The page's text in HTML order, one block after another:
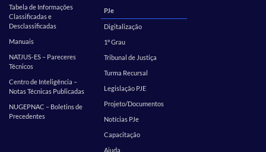
Tabela de Informações
Classificadas e
Desclassificadas
Manuais
NATJUS-ES – Pareceres
Técnicos
Centro de Inteligência –
Notas Técnicas Publicadas
NUGEPNAC – Boletins de
Precedentes
PJe
Digitalização
1º Grau
Tribunal de Justiça
Turma Recursal
Legislação PJE
Projeto/Documentos
Notícias PJe
Capacitação
Ajuda